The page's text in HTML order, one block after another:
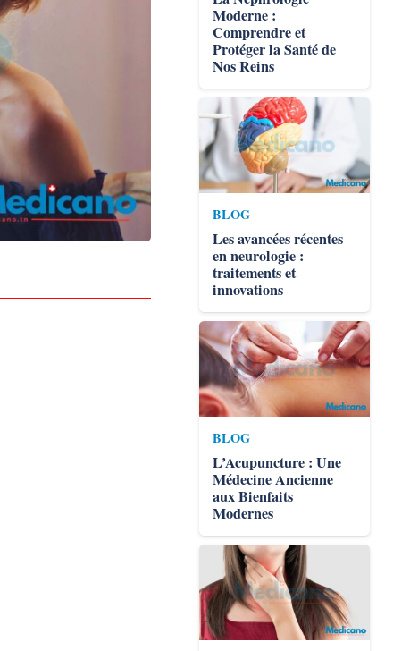
Moderne :
Comprendre et
Protéger la Santé de
Nos Reins
BLOG
Les avancées récentes
en neurologie :
traitements et
innovations
BLOG
L’Acupuncture : Une
Médecine Ancienne
aux Bienfaits
Modernes